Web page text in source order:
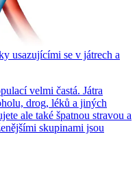
usazujícími se v játrech a
velmi častá. Játra
drog, léků a jiných
ale také špatnou stravou a
skupinami jsou